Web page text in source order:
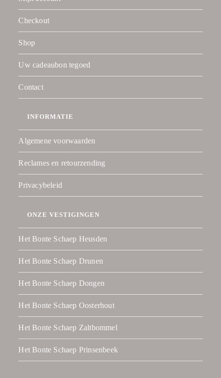
Checkout
Shop
Uw cadeaubon tegoed
Contact
INFORMATIE
Algemene voorwaarden
Reclames en retourzending
Privacybeleid
ONZE VESTIGINGEN
Het Bonte Schaep Heusden
Het Bonte Schaep Drunen
Het Bonte Schaep Dongen
Het Bonte Schaep Oosterhout
Het Bonte Schaep Zaltbommel
Het Bonte Schaep Prinsenbeek